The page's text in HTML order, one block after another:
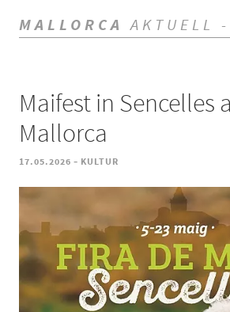
MALLORCA AKTUELL
Maifest in Sencelles
Mallorca
17.05.2026 - KULTUR